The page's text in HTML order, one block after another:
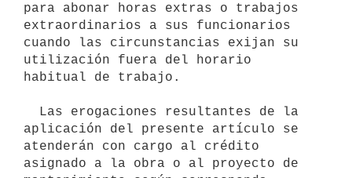
para abonar horas extras o trabajos
extraordinarios a sus funcionarios
cuando las circunstancias exijan su
utilización fuera del horario
habitual de trabajo.
aplicación del presente artículo se
atenderán con cargo al crédito
asignado a la obra o al proyecto de